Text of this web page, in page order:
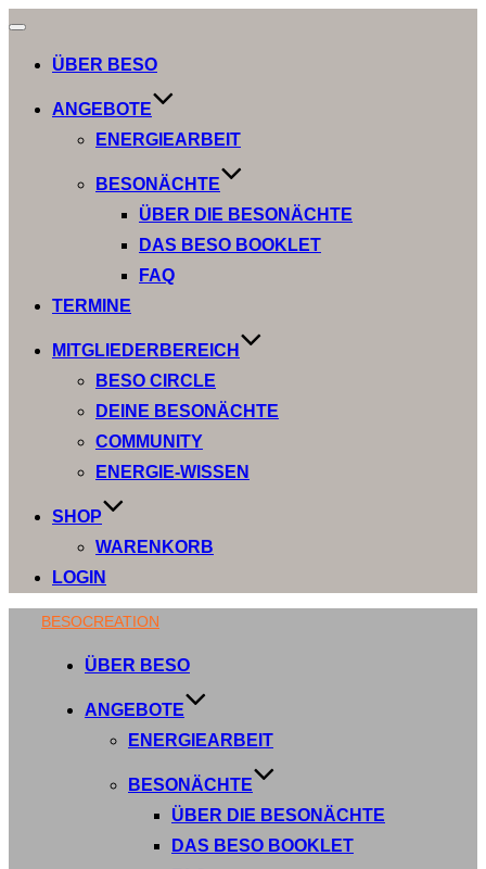
Navigation
umschalten
ÜBER BESO
ANGEBOTE
ENERGIEARBEIT
BESONÄCHTE
ÜBER DIE BESONÄCHTE
DAS BESO BOOKLET
FAQ
TERMINE
MITGLIEDERBEREICH
BESO CIRCLE
DEINE BESONÄCHTE
COMMUNITY
ENERGIE-WISSEN
SHOP
WARENKORB
LOGIN
springen
BESOCREATION
ÜBER BESO
ANGEBOTE
ENERGIEARBEIT
BESONÄCHTE
ÜBER DIE BESONÄCHTE
DAS BESO BOOKLET